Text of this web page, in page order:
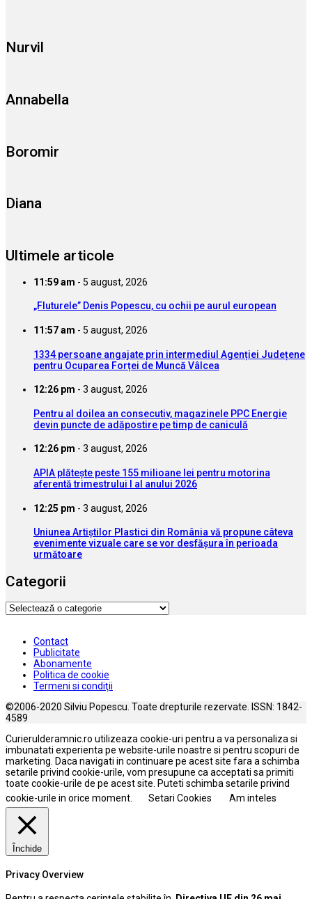
Nurvil
Annabella
Boromir
Diana
Ultimele articole
11:59 am - 5 august, 2026
„Fluturele” Denis Popescu, cu ochii pe aurul european
11:57 am - 5 august, 2026
1334 persoane angajate prin intermediul Agenției Județene
pentru Ocuparea Forței de Muncă Vâlcea
12:26 pm - 3 august, 2026
Pentru al doilea an consecutiv, magazinele PPC Energie
devin puncte de adăpostire pe timp de caniculă
12:26 pm - 3 august, 2026
APIA plătește peste 155 milioane lei pentru motorina
aferentă trimestrului I al anului 2026
12:25 pm - 3 august, 2026
Uniunea Artiștilor Plastici din România vă propune câteva
evenimente vizuale care se vor desfășura în perioada
următoare
Categorii
Categorii
Contact
Publicitate
Abonamente
Politica de cookie
Termeni si condiţii
©2006-2020 Silviu Popescu. Toate drepturile rezervate. ISSN: 1842-
4589
Curierulderamnic.ro utilizeaza cookie-uri pentru a va personaliza si
imbunatati experienta pe website-urile noastre si pentru scopuri de
marketing. Daca navigati in continuare pe acest site fara a schimba
setarile privind cookie-urile, vom presupune ca acceptati sa primiti
toate cookie-urile de pe acest site. Puteti schimba setarile privind
cookie-urile in orice moment.
Setari Cookies Am inteles
Închide
Privacy Overview